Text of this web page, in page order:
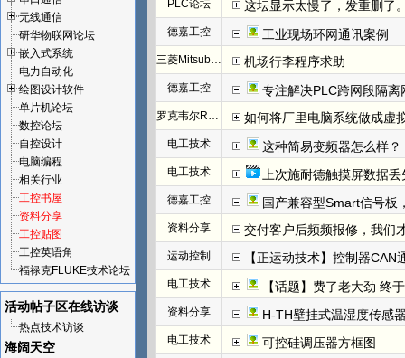
无线通信
研华物联网论坛
嵌入式系统
电力自动化
绘图设计软件
单片机论坛
数控论坛
自控设计
电脑编程
相关行业
工控书屋
资料分享
工控贴图
工控英语角
福禄克FLUKE技术论坛
活动帖子区在线访谈
热点技术访谈
海阔天空
PLC论坛 这坛显示太慢了，发重删了
德嘉工控 工业现场环网通讯案例
三菱Mitsubishi 机场行李程序求助
德嘉工控 专注解决PLC跨网段隔离
罗克韦尔Rockwell(AB) 如何将厂里电脑系统做成虚
电工技术 这种简易变频器怎么样？
电工技术 上次施耐德触摸屏数据丢
德嘉工控 国产兼容型Smart信号板，通
资料分享 交付客户后频频报修，我们才
运动控制 【正运动技术】控制器
电工技术 【话题】费了老大劲 终于
资料分享 H-TH壁挂式温湿度传感
电工技术 可控硅调压器方框图